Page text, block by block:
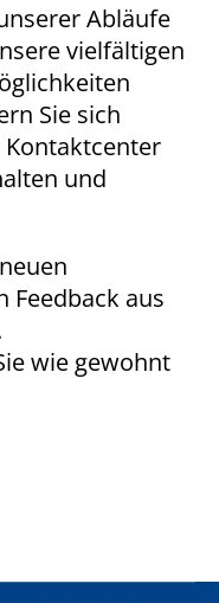
Abläufe
vielfältigen
Sie sich
und
Feedback aus
wie gewohnt
und Social Media
werden von
gesetzt.